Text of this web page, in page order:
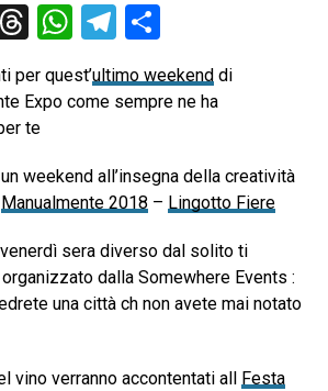
Threads
WhatsApp
Telegram
Condividi
per quest’ultimo weekenddi
Expo come sempre ne ha
te
weekend all’insegna della creatività
Manualmente 2018 – Lingotto Fiere
sera diverso dal solito ti
dalla Somewhere Events :
una città ch non avete mai notato
vino verranno accontentati all Festa